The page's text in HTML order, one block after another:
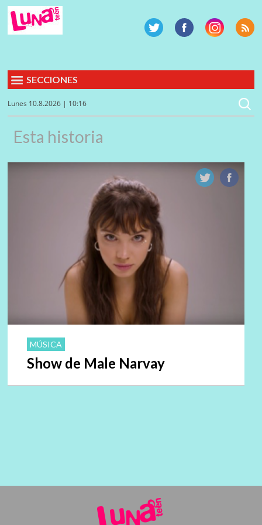
SECCIONES
Lunes 10.8.2026 | 10:16
Esta historia
MÚSICA
Show de Male Narvay